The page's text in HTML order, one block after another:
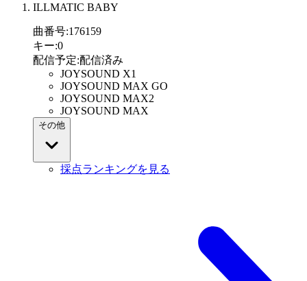
ILLMATIC BABY
曲番号:176159
キー:0
配信予定:配信済み
JOYSOUND X1
JOYSOUND MAX GO
JOYSOUND MAX2
JOYSOUND MAX
その他
採点ランキングを見る